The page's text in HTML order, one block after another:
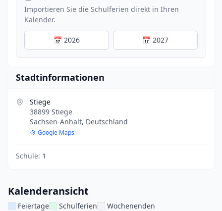
Importieren Sie die Schulferien direkt in Ihren
Kalender.
📅 2026 📅 2027
Stadtinformationen
Stiege
38899 Stiege
Sachsen-Anhalt, Deutschland
Google Maps
Schule: 1
Kalenderansicht
Feiertage Schulferien Wochenenden